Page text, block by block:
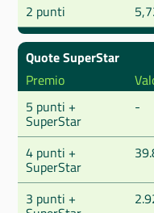
2 punti
Quote SuperStar
Premio
5 punti +
SuperStar
-
4 punti +
SuperStar
3 punti +